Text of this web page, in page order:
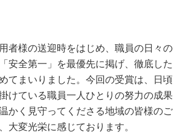
者様の送迎時をはじめ、職員の日々の
安全第一」を最優先に掲げ、徹底した
てまいりました。今回の受賞は、日頃
けている職員一人ひとりの努力の成果
かく見守ってくださる地域の皆様のご
大変光栄に感じております。